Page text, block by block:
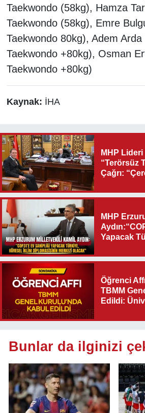
Taekwondo (58kg), Hamza
Taekwondo (58kg), Emre
Taekwondo 80kg), Adem
Taekwondo +80kg), Osman
Taekwondo +80kg)
Kaynak: İHA
MHP
“Terörsüz
Çağrı:
MHP
Yapacak
Olacak"
Öğrenci
TBMM
Edildi:
Bunlar da ilginizi